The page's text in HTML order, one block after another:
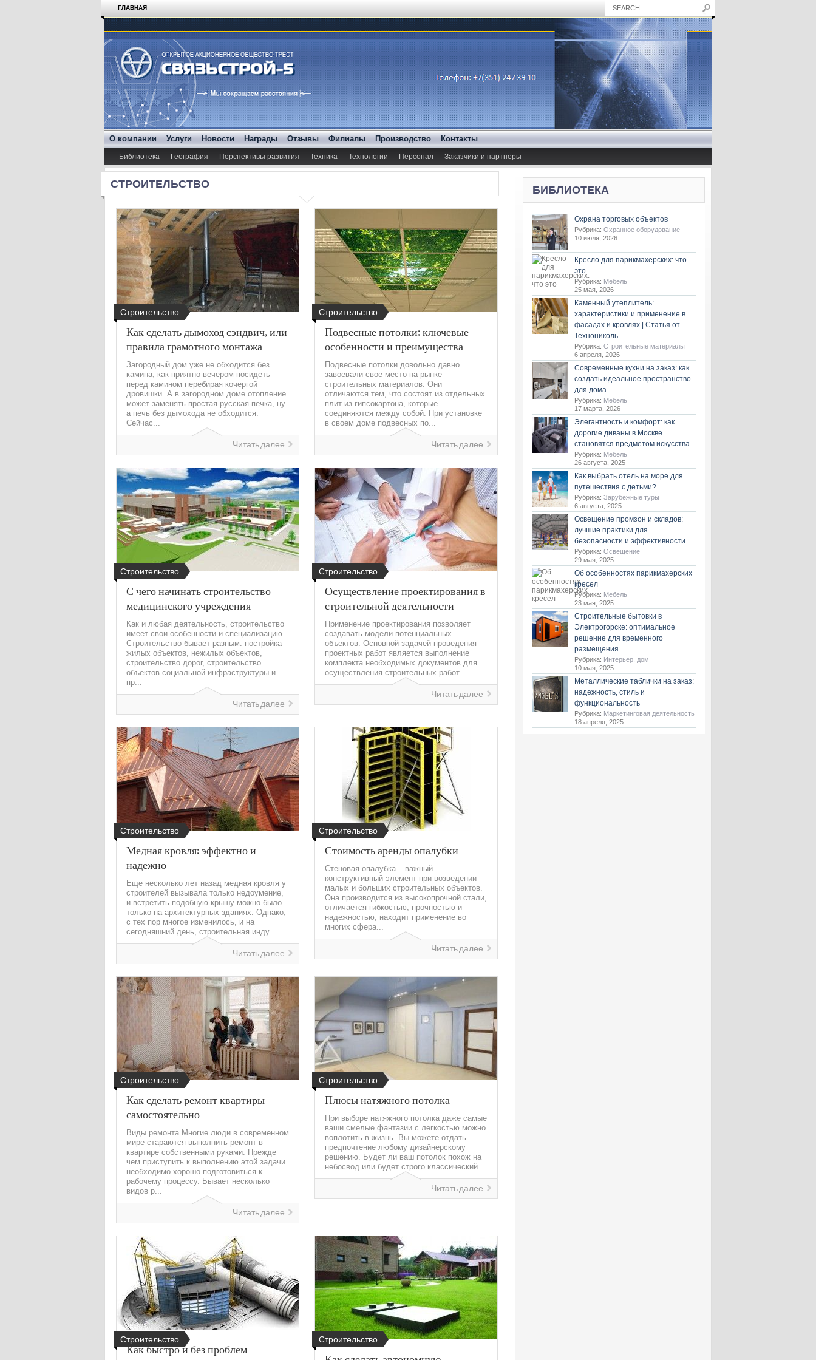
ГЛАВНАЯ
О компании Услуги Новости Награды Отзывы Филиалы Производство Контакты
Библиотека География Перспективы развития Техника Технологии Персонал Заказчики и партнеры
СТРОИТЕЛЬСТВО
Строительство
Как сделать дымоход сэндвич, или
правила грамотного монтажа
Загородный дом уже не обходится без
камина, как приятно вечером посидеть
перед камином перебирая кочергой
дровишки. А в загородном доме отопление
может заменять простая русская печка, ну
а печь без дымохода не обходится.
Сейчас...
Читать далее
Строительство
Подвесные потолки: ключевые
особенности и преимущества
Подвесные потолки довольно давно
завоевали свое место на рынке
строительных материалов. Они
отличаются тем, что состоят из отдельных
плит из гипсокартона, которые
соединяются между собой. При установке
в своем доме подвесных по...
Читать далее
Строительство
С чего начинать строительство
медицинского учреждения
Как и любая деятельность, строительство
имеет свои особенности и специализацию.
Строительство бывает разным: постройка
жилых объектов, нежилых объектов,
строительство дорог, строительство
объектов социальной инфраструктуры и
пр...
Читать далее
Строительство
Осуществление проектирования в
строительной деятельности
Применение проектирования позволяет
создавать модели потенциальных
объектов. Основной задачей проведения
проектных работ является выполнение
комплекта необходимых документов для
осуществления строительных работ....
Читать далее
Строительство
Медная кровля: эффектно и
надежно
Еще несколько лет назад медная кровля у
строителей вызывала только недоумение,
и встретить подобную крышу можно было
только на архитектурных зданиях. Однако,
с тех пор многое изменилось, и на
сегодняшний день, строительная инду...
Читать далее
Строительство
Стоимость аренды опалубки
Стеновая опалубка – важный
конструктивный элемент при возведении
малых и больших строительных объектов.
Она производится из высокопрочной стали,
отличается гибкостью, прочностью и
надежностью, находит применение во
многих сфера...
Читать далее
Строительство
Как сделать ремонт квартиры
самостоятельно
Виды ремонта Многие люди в современном
мире стараются выполнить ремонт в
квартире собственными руками. Прежде
чем приступить к выполнению этой задачи
необходимо хорошо подготовиться к
рабочему процессу. Бывает несколько
видов р...
Читать далее
Строительство
Плюсы натяжного потолка
При выборе натяжного потолка даже самые
ваши смелые фантазии с легкостью можно
воплотить в жизнь. Вы можете отдать
предпочтение любому дизайнерскому
решению. Будет ли ваш потолок похож на
небосвод или будет строго классический ...
Читать далее
Строительство
Как быстро и без проблем
Строительство
БИБЛИОТЕКА
Охрана торговых объектов
Рубрика: Охранное оборудование
10 июля, 2026
Кресло для парикмахерских: что
это
Рубрика: Мебель
25 мая, 2026
Каменный утеплитель:
характеристики и применение в
фасадах и кровлях | Статья от
Технониколь
Рубрика: Строительные материалы
6 апреля, 2026
Современные кухни на заказ: как
создать идеальное пространство
для дома
Рубрика: Мебель
17 марта, 2026
Элегантность и комфорт: как
дорогие диваны в Москве
становятся предметом искусства
Рубрика: Мебель
26 августа, 2025
Как выбрать отель на море для
путешествия с детьми?
Рубрика: Зарубежные туры
6 августа, 2025
Освещение промзон и складов:
лучшие практики для
безопасности и эффективности
Рубрика: Освещение
29 мая, 2025
Об особенностях парикмахерских
кресел
Рубрика: Мебель
23 мая, 2025
Строительные бытовки в
Электрогорске: оптимальное
решение для временного
размещения
Рубрика: Интерьер, дом
10 мая, 2025
Металлические таблички на заказ:
надежность, стиль и
функциональность
Рубрика: Маркетинговая деятельность
18 апреля, 2025